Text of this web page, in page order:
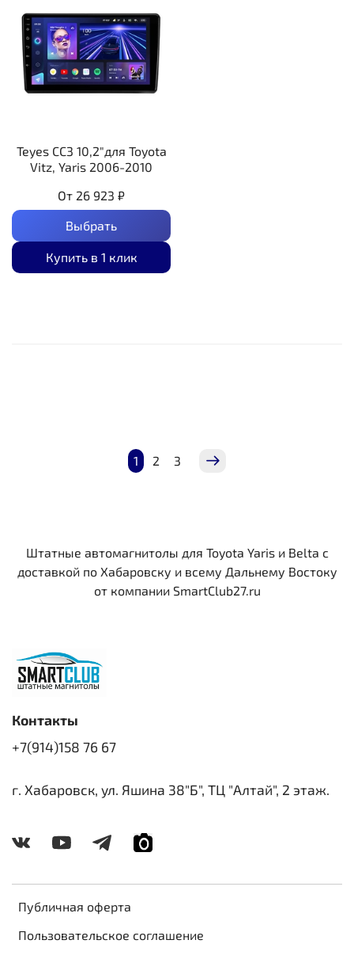
Teyes CC3 10,2"для Toyota
Vitz, Yaris 2006-2010
От 26 923 ₽
Выбрать
Купить в 1 клик
1 2 3
Штатные автомагнитолы для Toyota Yaris и Belta c
доставкой по Хабаровску и всему Дальнему Востоку
от компании SmartClub27.ru
Публичная оферта
Пользовательское соглашение
Контакты
+7(914)158 76 67
г. Хабаровск, ул. Яшина 38"Б", ТЦ "Алтай", 2 этаж.